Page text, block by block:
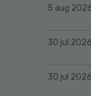
5 aug
30 jul 2026
30 jul 2026